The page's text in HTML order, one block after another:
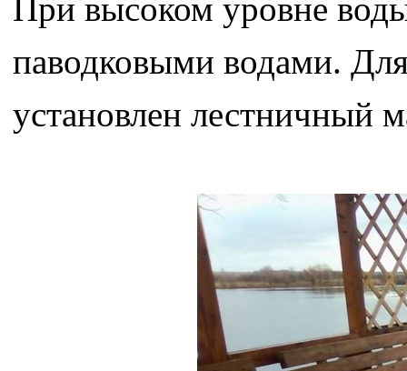
При высоком уровне
паводковыми водами.
установлен лестничный